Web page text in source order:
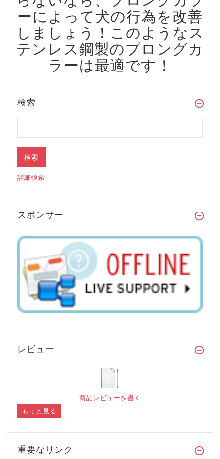
ーによって犬の行為を改善
しましょう！ このようなス
テンレス鋼製のプロングカ
ラーは最適です！
検索
詳細検索
スポンサー
レビュー
商品レビューを書く
もっと見る
重要なリンク